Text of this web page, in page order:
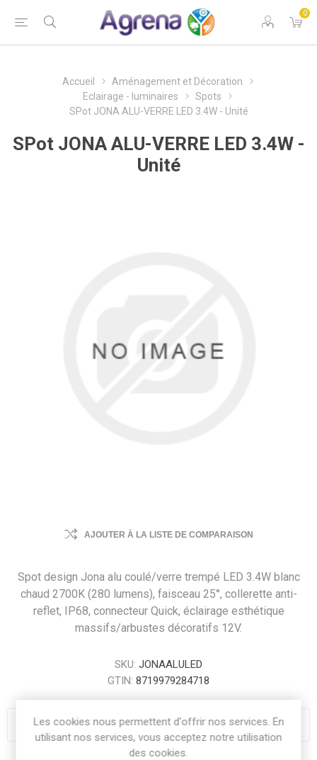
0
Accueil
Aménagement et Décoration
Eclairage - luminaires
Spots
SPot JONA ALU-VERRE LED 3.4W - Unité
SPot JONA ALU-VERRE LED 3.4W -
Unité
AJOUTER À LA LISTE DE COMPARAISON
Spot design Jona alu coulé/verre trempé LED 3.4W blanc
chaud 2700K (280 lumens), faisceau 25°, collerette anti-
reflet, IP68, connecteur Quick, éclairage esthétique
massifs/arbustes décoratifs 12V.
SKU: JONAALULED
GTIN: 8719979284718
Les cookies nous permettent d'offrir nos services. En
utilisant nos services, vous acceptez notre utilisation
des cookies.